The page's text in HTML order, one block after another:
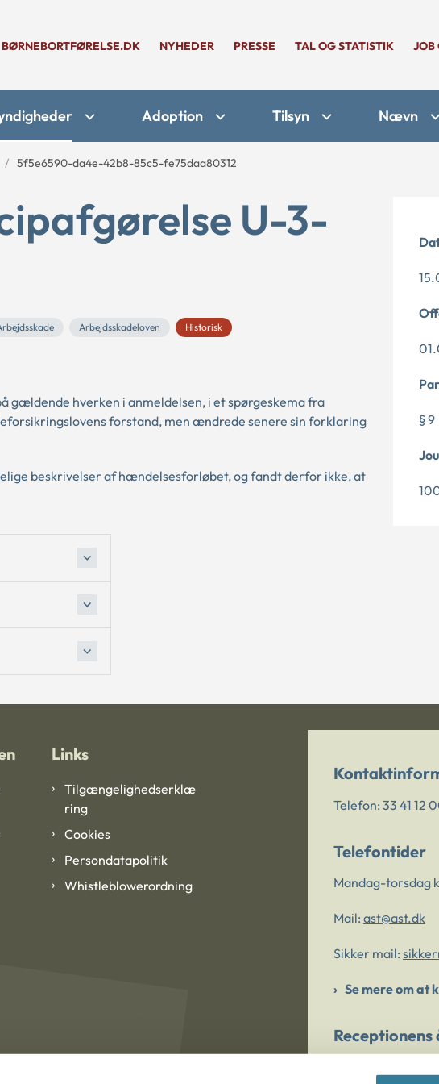
BØRNEBORTFØRELSE.DK NYHEDER PRESSE TAL OG STATISTIK JOB
Adoption Tilsyn Nævn
5f5e6590-da4e-42b8-85c5-fe75daa80312
U-3-
Arbejdsskadeloven Historisk
gældende hverken i anmeldelsen, i et spørgeskema fra
forstand, men ændrede senere sin forklaring
beskrivelser af hændelsesforløbet, og fandt derfor ikke, at
§ 9
Links
Tilgængelighedserklæ
ring
Cookies
Persondatapolitik
Whistleblowerordning
Telefon: 33 41 12
Telefontider
Mandag-torsdag
Mail: ast@ast.dk
Sikker mail:
Se mere om at